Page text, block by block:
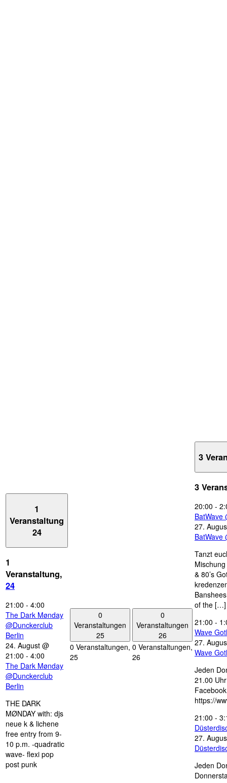
1
Veranstaltung
24
1
Veranstaltung,
24
21:00 - 4:00
The Dark Mønday
@Dunckerclub
Berlin
24. August @
21:00 - 4:00
The Dark Mønday
@Dunckerclub
Berlin
THE DARK
MØNDAY with: djs
neue k & lichene
free entry from 9-
10 p.m. -quadratic
wave- flexi pop
post punk
0
Veranstaltungen
25
0 Veranstaltungen,
25
0
Veranstaltungen
26
0 Veranstaltungen,
26
3
3
20:00 -
BatWave
27.
BatWave
Tanzt
& 80’s
of the […]
21:00 -
Wave
27.
Wave
Jeden
21.00
https://
21:00 -
27.
Jeden